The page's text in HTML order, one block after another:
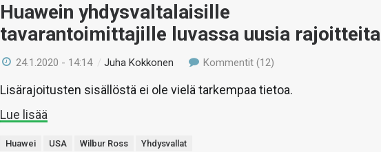
Huawein yhdysvaltalaisille
tavarantoimittajille luvassa uusia rajoitteita
24.1.2020 - 14:14 /Juha Kokkonen Kommentit (12)
Lisärajoitusten sisällöstä ei ole vielä tarkempaa tietoa.
Lue lisää
Huawei USA Wilbur Ross Yhdysvallat